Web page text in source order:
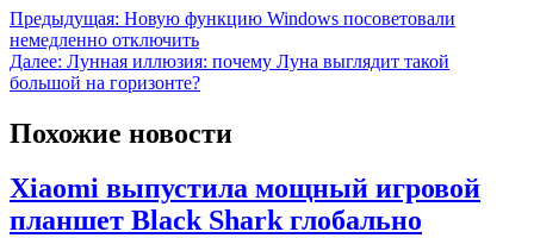
Предыдущая: Новую функцию Windows посоветовали
немедленно отключить
Далее: Лунная иллюзия: почему Луна выглядит такой
большой на горизонте?
Похожие новости
Xiaomi выпустила мощный игровой
планшет Black Shark глобально